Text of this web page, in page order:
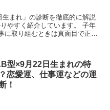
まれ」の診断を徹底的に解説
やすく紹介しています。 子年
取り組むときは真面目で正確
型×9月22日生まれの特
恋愛運、仕事運などの運
！